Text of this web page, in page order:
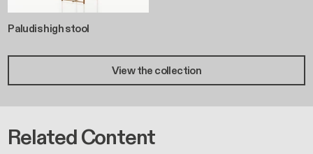
Paludis high stool
View the collection
Related Content